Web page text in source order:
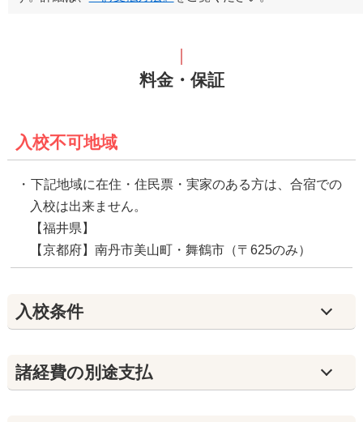
料金・保証
入校不可地域
下記地域に在住・住民票・実家のある方は、合宿での
入校は出来ません。
【福井県】
【京都府】南丹市美山町・舞鶴市（〒625のみ）
入校条件
諸経費の別途支払